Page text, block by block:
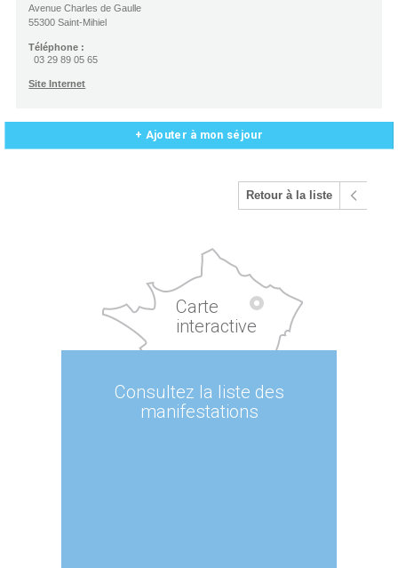
Avenue Charles de Gaulle
55300 Saint-Mihiel
Téléphone :
03 29 89 05 65
Site Internet
+ Ajouter à mon séjour
Retour à la liste
Carte
interactive
Consultez la liste des
manifestations